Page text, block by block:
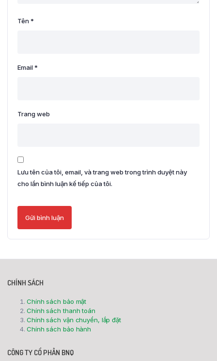
Tên*
Email*
Trang web
Lưu tên của tôi, email, và trang web trong trình duyệt này
cho lần bình luận kế tiếp của tôi.
CHÍNH SÁCH
Chính sách bảo mật
Chính sách thanh toán
Chính sách vận chuyển, lắp đặt
Chính sách bảo hành
CÔNG TY CỔ PHẦN BNQ